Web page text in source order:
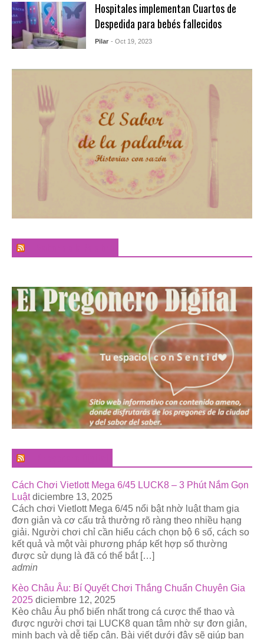
Hospitales implementan Cuartos de
Despedida para bebés fallecidos
Pilar - Oct 19, 2023
Cách Chơi Vietlott Mega 6/45 LUCK8 – 3 Phút Nắm Gọn
Luật diciembre 13, 2025
Cách chơi Vietlott Mega 6/45 nổi bật nhờ luật tham gia
đơn giản và cơ cấu trả thưởng rõ ràng theo nhiều hạng
giải. Người chơi chỉ cần hiểu cách chọn bộ 6 số, cách so
kết quả và một vài phương pháp kết hợp số thường
được sử dụng là đã có thể bắt […]
admin
Kèo Châu Âu: Bí Quyết Chơi Thắng Chuẩn Chuyên Gia
2025 diciembre 12, 2025
Kèo châu Âu phổ biến nhất trong cá cược thể thao và
được người chơi tại LUCK8 quan tâm nhờ sự đơn giản,
minh bạch và dễ tiếp cận. Bài viết dưới đây sẽ giúp bạn